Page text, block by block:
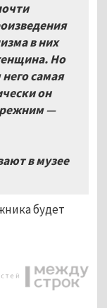
в них
Но
самая
он
—
в музее
будет